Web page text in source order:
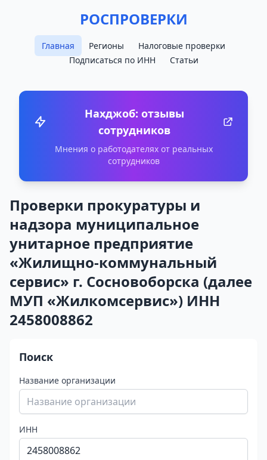
РОСПРОВЕРКИ
Главная Регионы
Налоговые проверки
Подписаться по ИНН
Статьи
Нахджоб: отзывы
сотрудников
Мнения о работодателях от реальных
сотрудников
Проверки прокуратуры и
надзора муниципальное
унитарное предприятие
«Жилищно-коммунальный
сервис» г. Сосновоборска (далее
МУП «Жилкомсервис») ИНН
2458008862
Поиск
Название организации
ИНН